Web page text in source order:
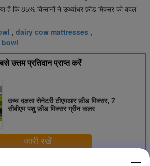
है कि 85% किसानों ने ऊर्ध्वाधर फ़ीड मिक्सर को बदल
, dairy cow mattresses ,
उत्तम प्रतिदान प्राप्त करें
उच्च दक्षता सेनेटरी टीएमआर फ़ीड मिक्सर, 7
सीबीएम पशु फ़ीड मिक्सर ग्रीन कलर
जारी रखें